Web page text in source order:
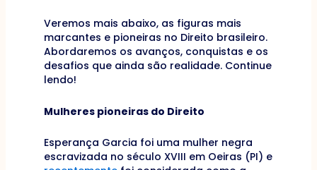
Veremos mais abaixo, as figuras mais
marcantes e pioneiras no Direito brasileiro.
Abordaremos os avanços, conquistas e os
desafios que ainda são realidade. Continue
lendo!
Mulheres pioneiras do Direito
Esperança Garcia foi uma mulher negra
escravizada no século XVIII em Oeiras (PI) e